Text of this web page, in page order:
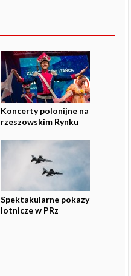
Koncerty polonijne na
rzeszowskim Rynku
Spektakularne pokazy
lotnicze w PRz